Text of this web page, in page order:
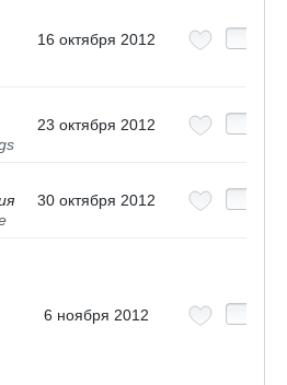
16 октября 2012
23 октября 2012
30 октября 2012
6 ноября 2012